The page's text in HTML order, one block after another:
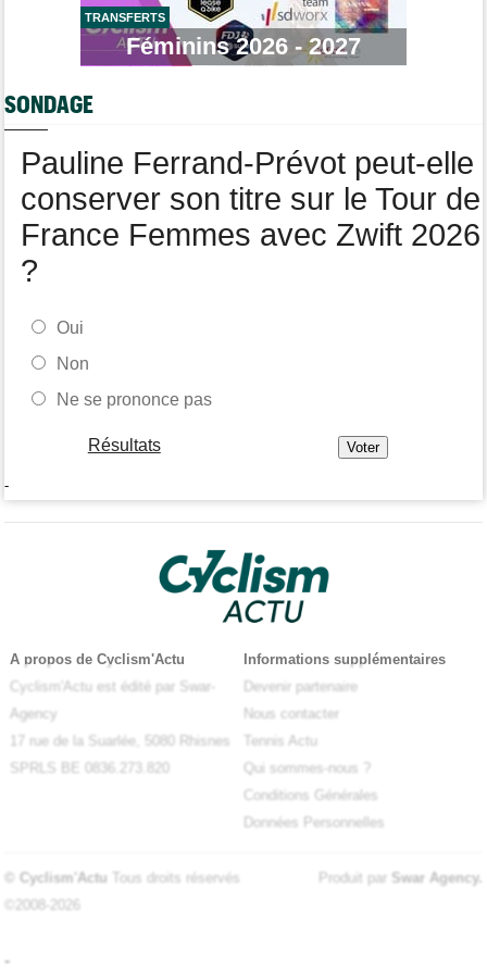
Emirates
Tour de France Femmes
Marlen Reusser : "C'était différent du Mont Ventoux..."
Tour de France
05/08
Tour de France Femmes
Demi Vollering la 5e étape ! Ferrand-Prévot perd tout
TRANSFERTS
Féminins 2026 - 2027
SONDAGE
Pauline Ferrand-Prévot peut-elle
conserver son titre sur le Tour de
France Femmes avec Zwift 2026
?
Oui
Non
Ne se prononce pas
Résultats
-
A propos de Cyclism'Actu
Cyclism'Actu est édité par Swar-
Agency
17 rue de la Suarlée, 5080 Rhisnes
SPRLS BE 0836.273.820
Informations supplémentaires
Devenir partenaire
Nous contacter
Tennis Actu
Qui sommes-nous ?
Conditions Générales
Données Personnelles
© Cyclism'Actu Tous droits réservés
©2008-2026
Produit par Swar Agency.
-